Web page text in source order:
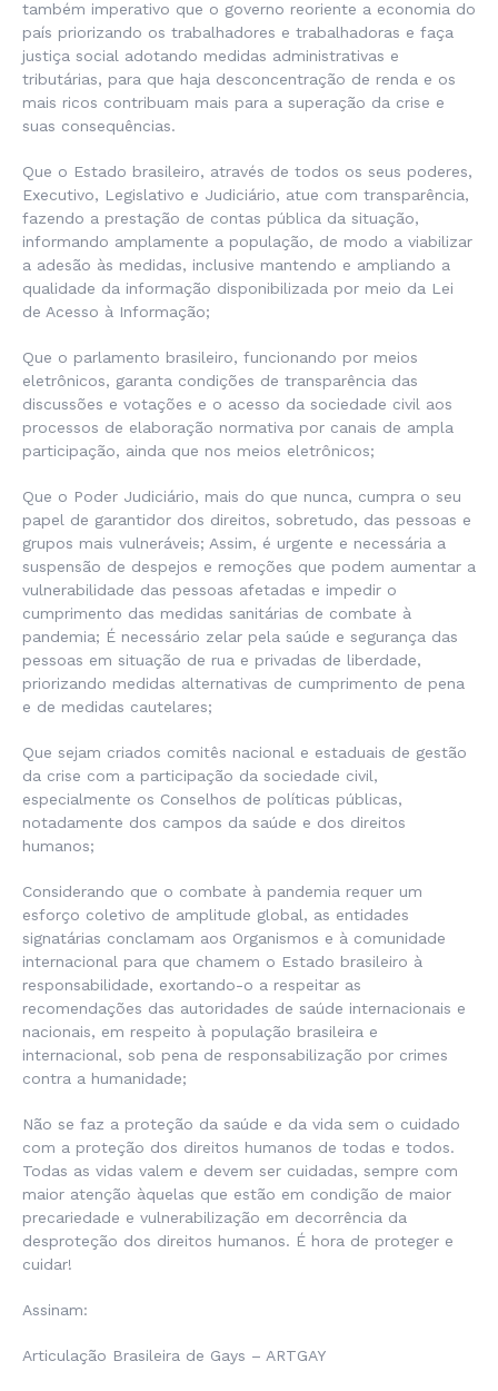
também imperativo que o governo reoriente a economia do
país priorizando os trabalhadores e trabalhadoras e faça
justiça social adotando medidas administrativas e
tributárias, para que haja desconcentração de renda e os
mais ricos contribuam mais para a superação da crise e
suas consequências.
Que o Estado brasileiro, através de todos os seus poderes,
Executivo, Legislativo e Judiciário, atue com transparência,
fazendo a prestação de contas pública da situação,
informando amplamente a população, de modo a viabilizar
a adesão às medidas, inclusive mantendo e ampliando a
qualidade da informação disponibilizada por meio da Lei
de Acesso à Informação;
Que o parlamento brasileiro, funcionando por meios
eletrônicos, garanta condições de transparência das
discussões e votações e o acesso da sociedade civil aos
processos de elaboração normativa por canais de ampla
participação, ainda que nos meios eletrônicos;
Que o Poder Judiciário, mais do que nunca, cumpra o seu
papel de garantidor dos direitos, sobretudo, das pessoas e
grupos mais vulneráveis; Assim, é urgente e necessária a
suspensão de despejos e remoções que podem aumentar a
vulnerabilidade das pessoas afetadas e impedir o
cumprimento das medidas sanitárias de combate à
pandemia; É necessário zelar pela saúde e segurança das
pessoas em situação de rua e privadas de liberdade,
priorizando medidas alternativas de cumprimento de pena
e de medidas cautelares;
Que sejam criados comitês nacional e estaduais de gestão
da crise com a participação da sociedade civil,
especialmente os Conselhos de políticas públicas,
notadamente dos campos da saúde e dos direitos
humanos;
Considerando que o combate à pandemia requer um
esforço coletivo de amplitude global, as entidades
signatárias conclamam aos Organismos e à comunidade
internacional para que chamem o Estado brasileiro à
responsabilidade, exortando-o a respeitar as
recomendações das autoridades de saúde internacionais e
nacionais, em respeito à população brasileira e
internacional, sob pena de responsabilização por crimes
contra a humanidade;
Não se faz a proteção da saúde e da vida sem o cuidado
com a proteção dos direitos humanos de todas e todos.
Todas as vidas valem e devem ser cuidadas, sempre com
maior atenção àquelas que estão em condição de maior
precariedade e vulnerabilização em decorrência da
desproteção dos direitos humanos. É hora de proteger e
cuidar!
Assinam:
Articulação Brasileira de Gays – ARTGAY